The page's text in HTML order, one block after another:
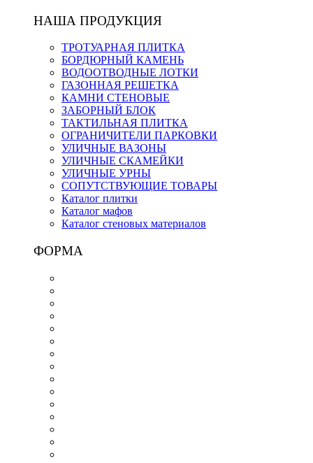
НАША ПРОДУКЦИЯ
ТРОТУАРНАЯ ПЛИТКА
БОРДЮРНЫЙ КАМЕНЬ
ВОДООТВОДНЫЕ ЛОТКИ
ГАЗОННАЯ РЕШЕТКА
КАМНИ СТЕНОВЫЕ
ЗАБОРНЫЙ БЛОК
ТАКТИЛЬНАЯ ПЛИТКА
ОГРАНИЧИТЕЛИ ПАРКОВКИ
УЛИЧНЫЕ ВАЗОНЫ
УЛИЧНЫЕ СКАМЕЙКИ
УЛИЧНЫЕ УРНЫ
СОПУТСТВУЮЩИЕ ТОВАРЫ
Каталог плитки
Каталог мафов
Каталог стеновых материалов
ФОРМА